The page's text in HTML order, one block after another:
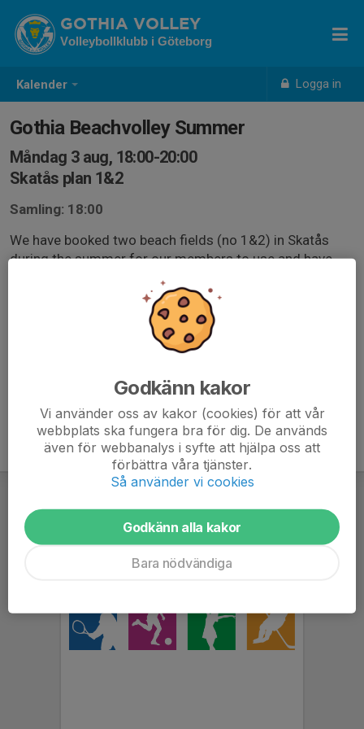
Kalender Logga in
GOTHIA VOLLEY
Volleybollklubb i Göteborg
Gothia Beachvolley Summer
Måndag 3 aug, 18:00-20:00
Skatås plan 1&2
Samling: 18:00
We have booked two beach fields (no 1&2) in Skatås
during the summer for our members to use and have
some fun playing time together. Playing is self-
organized. Please share the fields among all who join.
Godkänn kakor
Vi använder oss av kakor (cookies) för att vår
webbplats ska fungera bra för dig. De används
även för webbanalys i syfte att hjälpa oss att
förbättra våra tjänster.
Så använder vi cookies
Godkänn alla kakor
Bara nödvändiga